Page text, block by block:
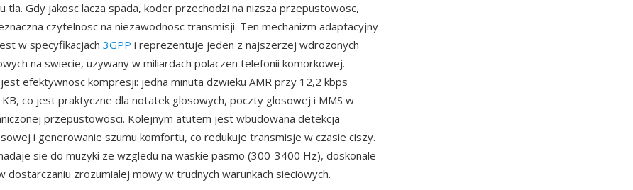
tla. Gdy jakosc lacza spada, koder przechodzi na nizsza przepustowosc,
czytelnosc na niezawodnosc transmisji. Ten mechanizm adaptacyjny
w specyfikacjach 3GPP i reprezentuje jeden z najszerzej wdrozonych
na swiecie, uzywany w miliardach polaczen telefonii komorkowej.
efektywnosc kompresji: jedna minuta dzwieku AMR przy 12,2 kbps
co jest praktyczne dla notatek glosowych, poczty glosowej i MMS w
przepustowosci. Kolejnym atutem jest wbudowana detekcja
i generowanie szumu komfortu, co redukuje transmisje w czasie ciszy.
sie do muzyki ze wzgledu na waskie pasmo (300-3400 Hz), doskonale
dostarczaniu zrozumialej mowy w trudnych warunkach sieciowych.